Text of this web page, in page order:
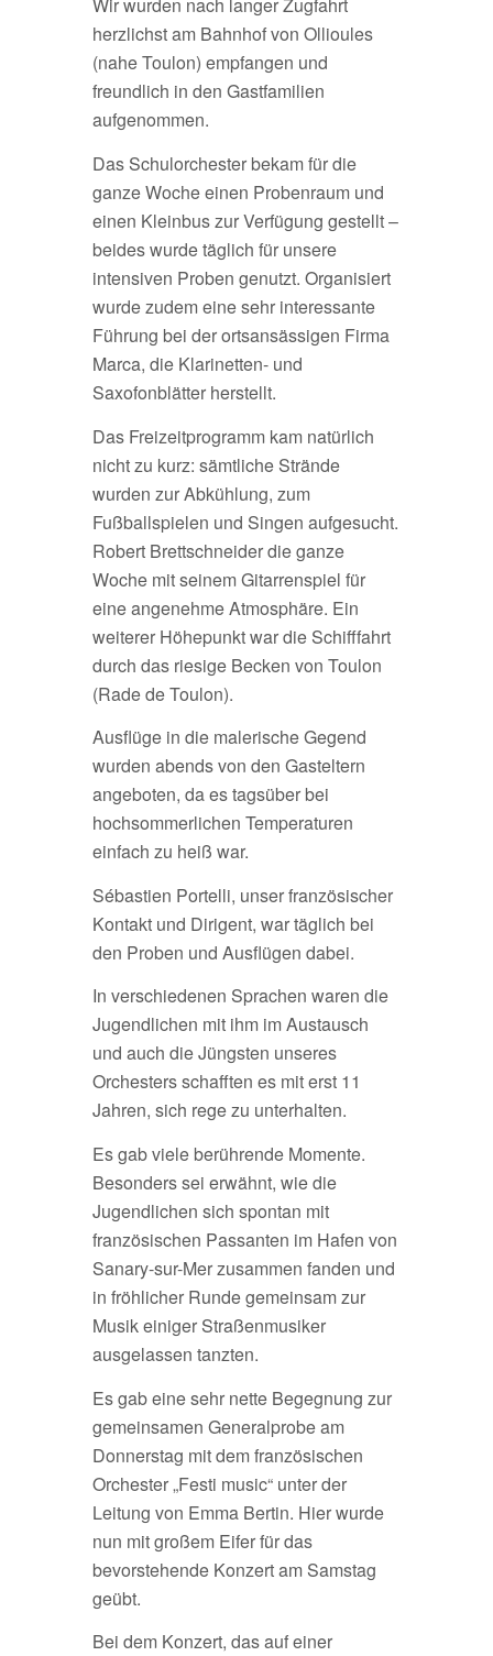
Wir wurden nach langer Zugfahrt
herzlichst am Bahnhof von Ollioules
(nahe Toulon) empfangen und
freundlich in den Gastfamilien
aufgenommen.
Das Schulorchester bekam für die
ganze Woche einen Probenraum und
einen Kleinbus zur Verfügung gestellt –
beides wurde täglich für unsere
intensiven Proben genutzt. Organisiert
wurde zudem eine sehr interessante
Führung bei der ortsansässigen Firma
Marca, die Klarinetten- und
Saxofonblätter herstellt.
Das Freizeitprogramm kam natürlich
nicht zu kurz: sämtliche Strände
wurden zur Abkühlung, zum
Fußballspielen und Singen aufgesucht.
Robert Brettschneider die ganze
Woche mit seinem Gitarrenspiel für
eine angenehme Atmosphäre. Ein
weiterer Höhepunkt war die Schifffahrt
durch das riesige Becken von Toulon
(Rade de Toulon).
Ausflüge in die malerische Gegend
wurden abends von den Gasteltern
angeboten, da es tagsüber bei
hochsommerlichen Temperaturen
einfach zu heiß war.
Sébastien Portelli, unser französischer
Kontakt und Dirigent, war täglich bei
den Proben und Ausflügen dabei.
In verschiedenen Sprachen waren die
Jugendlichen mit ihm im Austausch
und auch die Jüngsten unseres
Orchesters schafften es mit erst 11
Jahren, sich rege zu unterhalten.
Es gab viele berührende Momente.
Besonders sei erwähnt, wie die
Jugendlichen sich spontan mit
französischen Passanten im Hafen von
Sanary-sur-Mer zusammen fanden und
in fröhlicher Runde gemeinsam zur
Musik einiger Straßenmusiker
ausgelassen tanzten.
Es gab eine sehr nette Begegnung zur
gemeinsamen Generalprobe am
Donnerstag mit dem französischen
Orchester „Festi music“ unter der
Leitung von Emma Bertin. Hier wurde
nun mit großem Eifer für das
bevorstehende Konzert am Samstag
geübt.
Bei dem Konzert, das auf einer